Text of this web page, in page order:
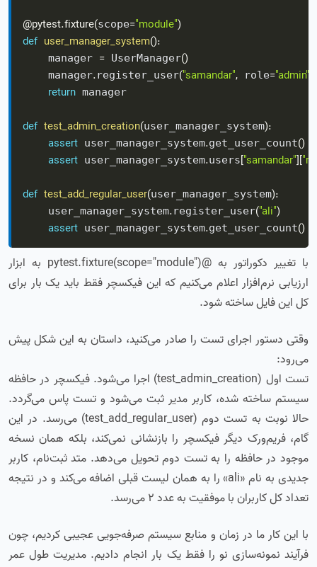
@pytest.fixture(scope="module")
def user_manager_system():
    manager
= UserManager()
    manager
.register_user("samandar", role="admin"
return manager
def test_admin_creation(user_manager_system):
assert user_manager_system.get_user_count()
assert user_manager_system.users["samandar"][
def test_add_regular_user(user_manager_system):
    user_manager_system
.register_user("ali")
assert user_manager_system.get_user_count()
با تغییر دکوراتور به @pytest.fixture(scope="module") به ابزار
ارزیابی نرم‌افزار اعلام می‌کنیم که این فیکسچر فقط باید یک بار برای
کل این فایل ساخته شود.
وقتی دستور اجرای تست را صادر می‌کنید، داستان به این شکل پیش
می‌رود:
تست اول (test_admin_creation) اجرا می‌شود. فیکسچر در حافظه
سیستم ساخته شده، کاربر مدیر ثبت می‌شود و تست پاس می‌گردد.
حالا نوبت به تست دوم (test_add_regular_user) می‌رسد. در این
گام، فریم‌ورک دیگر فیکسچر را بازنشانی نمی‌کند، بلکه همان نسخه
موجود در حافظه را به تست دوم تحویل می‌دهد. متد ثبت‌نام، کاربر
جدیدی به نام «ali» را به همان لیست قبلی اضافه می‌کند و در نتیجه
تعداد کل کاربران با موفقیت به عدد ۲ می‌رسد.
با این کار ما در زمان و منابع سیستم صرفه‌جویی عجیبی کردیم، چون
فرآیند نمونه‌سازی نو را فقط یک بار انجام دادیم. مدیریت طول عمر